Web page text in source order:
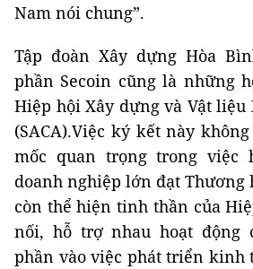
Nam nói chung”.
Tập đoàn Xây dựng Hòa
phần Secoin cũng là những
Hiệp hội Xây dựng và Vật liệu
(SACA).Việc ký kết này
mốc quan trọng trong việc
doanh nghiệp lớn đạt Thương
còn thể hiện tinh thần của
nối, hỗ trợ nhau hoạt động
phần vào việc phát triển kinh